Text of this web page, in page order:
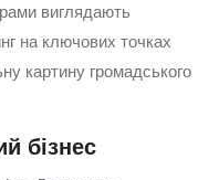
виглядають
на ключових точках
картину громадського
бізнес